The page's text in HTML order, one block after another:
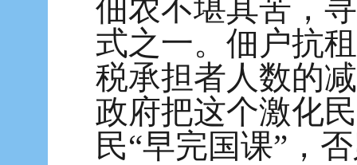
佃农不堪其苦，
式之一。佃户抗
税承担者人数的
政府把这个激化
民“早完国课”，